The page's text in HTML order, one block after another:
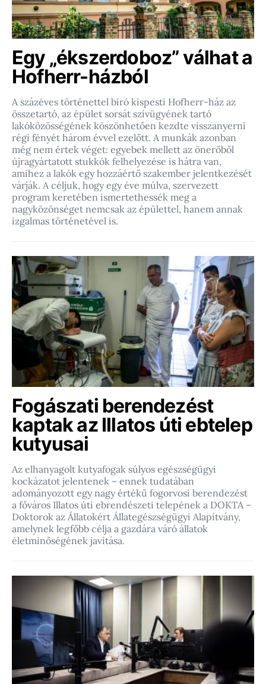
Egy „ékszerdoboz” válhat a
Hofherr-házból
A százéves történettel bíró kispesti Hofherr-ház az
összetartó, az épület sorsát szívügyének tartó
lakóközösségének köszönhetően kezdte visszanyerni
régi fényét három évvel ezelőtt. A munkák azonban
még nem értek véget: egyebek mellett az önerőből
újragyártatott stukkók felhelyezése is hátra van,
amihez a lakók egy hozzáértő szakember jelentkezését
várják. A céljuk, hogy egy éve múlva, szervezett
program keretében ismertethessék meg a
nagyközönséget nemcsak az épülettel, hanem annak
izgalmas történetével is.
Fogászati berendezést
kaptak az Illatos úti ebtelep
kutyusai
Az elhanyagolt kutyafogak súlyos egészségügyi
kockázatot jelentenek – ennek tudatában
adományozott egy nagy értékű fogorvosi berendezést
a főváros Illatos úti ebrendészeti telepének a DOKTA –
Doktorok az Állatokért Állategészségügyi Alapítvány,
amelynek legfőbb célja a gazdára váró állatok
életminőségének javítása.